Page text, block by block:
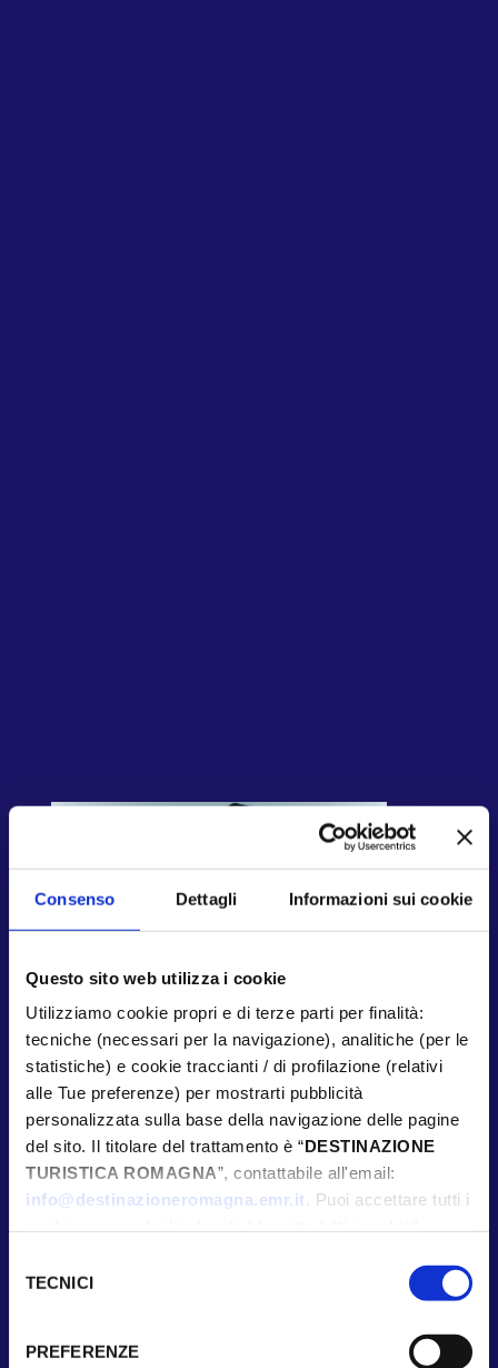
Consenso Dettagli Informazioni sui cookie
Questo sito web utilizza i cookie
Utilizziamo cookie propri e di terze parti per finalità:
tecniche (necessari per la navigazione), analitiche (per le
statistiche) e cookie traccianti / di profilazione (relativi
alle Tue preferenze) per mostrarti pubblicità
personalizzata sulla base della navigazione delle pagine
del sito. Il titolare del trattamento è “DESTINAZIONE
TURISTICA ROMAGNA”, contattabile all'email:
info@destinazioneromagna.emr.it. Puoi accettare tutti i
gestire le tue preferenze facendo clic su “Personalizza”.
Qualora acconsenti a tutti i cookie i Tuoi dati potranno
attualmente non fornisce garanzie idonee per il
delTECNICI
PREFERENZE